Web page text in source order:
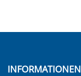
INFORMATIONEN